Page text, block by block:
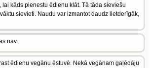
lai kāds pienestu ēdienu klāt. Tā tāda sieviešu
sievieti. Naudu var izmantot daudz lietderīgāk,
nav.
ēdienu vegānu ēstuvē. Nekā vegānam gaļēdāju